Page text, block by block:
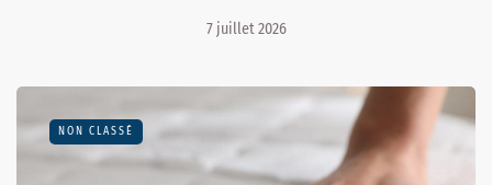
7 juillet 2026
NON CLASSÉ